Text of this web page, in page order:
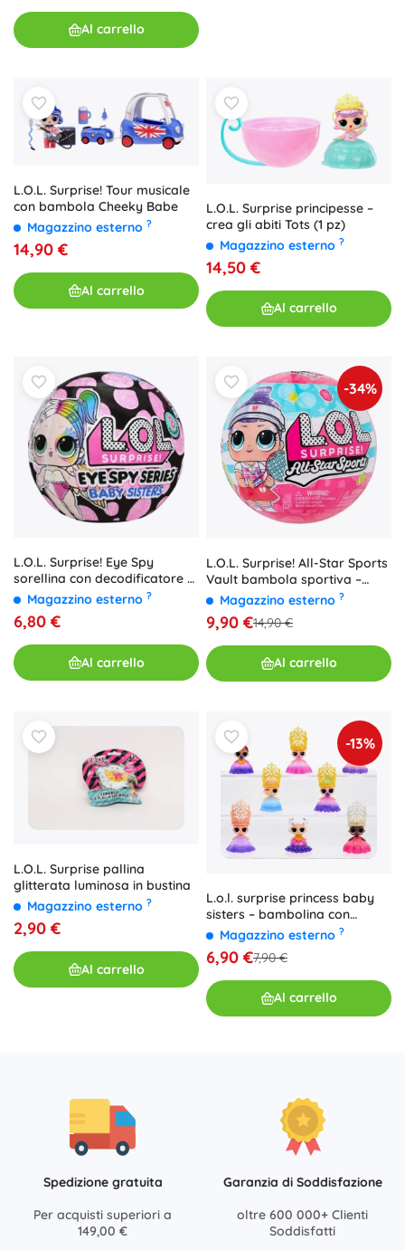
Al carrello
L.O.L. Surprise! Tour musicale
con bambola Cheeky Babe
Magazzino esterno ?
14,90 €
Al carrello
L.O.L. Surprise principesse –
crea gli abiti Tots (1 pz)
Magazzino esterno ?
14,50 €
Al carrello
L.O.L. Surprise! Eye Spy
sorellina con decodificatore –
sorpresa nella sfera
Magazzino esterno ?
6,80 €
Al carrello
-34%
L.O.L. Surprise! All-Star Sports
Vault bambola sportiva –
sorpresa, 1 pz
Magazzino esterno ?
9,90 €14,90 €
Al carrello
L.O.L. Surprise pallina
glitterata luminosa in bustina
Magazzino esterno ?
2,90 €
Al carrello
-13%
L.o.l. surprise princess baby
sisters – bambolina con
cambio di colore (1 pz)
Magazzino esterno ?
6,90 €7,90 €
Al carrello
Spedizione gratuita
Per acquisti superiori a
149,00 €
Garanzia di Soddisfazione
oltre 600 000+ Clienti
Soddisfatti